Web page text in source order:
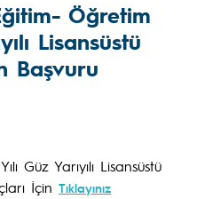
Öğretim
Lisansüstü
Başvuru
Güz Yarıyılı Lisansüstü
İçin Tıklayınız